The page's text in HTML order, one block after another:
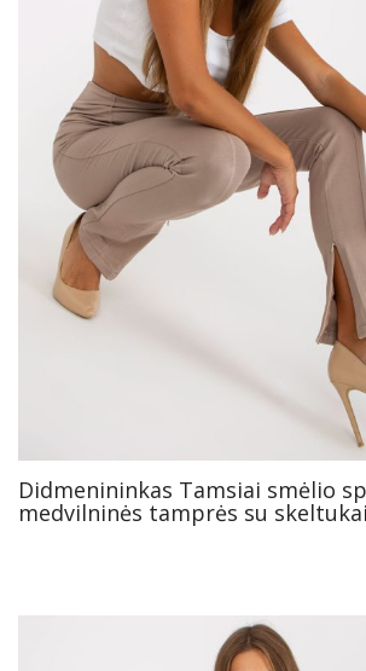
Didmenininkas Tamsiai smėlio
medvilninės tamprės su